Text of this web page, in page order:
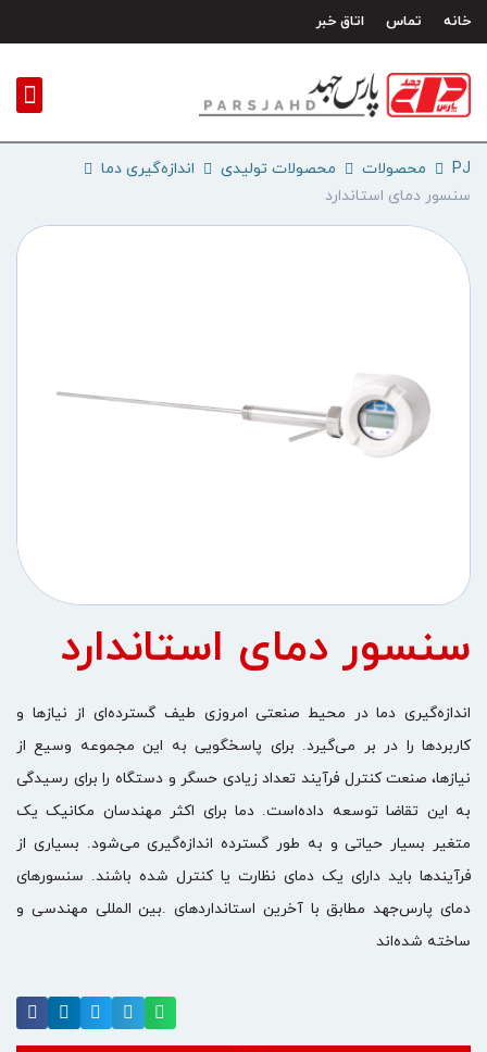
خانه تماس اتاق خبر
PJ محصولات محصولات تولیدی
اندازه‌گیری دما
سنسور دمای استاندارد
سنسور دمای استاندارد
اندازه‌گیری دما در محیط صنعتی امروزی طیف گسترده‌ای از نیازها و
کاربردها را در بر می‌گیرد. برای پاسخگویی به این مجموعه وسیع از
نیازها، صنعت کنترل فرآیند تعداد زیادی حسگر و دستگاه را برای رسیدگی
به این تقاضا توسعه داده‌است. دما برای اکثر مهندسان مکانیک یک
متغیر بسیار حیاتی و به طور گسترده اندازه‌گیری می‌شود. بسیاری از
فرآیندها باید دارای یک دمای نظارت یا کنترل شده باشند. سنسورهای
دمای پارس‌جهد مطابق با آخرین استانداردهای .بین المللی مهندسی و
ساخته شده‌اند